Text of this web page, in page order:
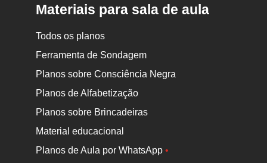
Materiais para sala de aula
Todos os planos
Ferramenta de Sondagem
Planos sobre Consciência Negra
Planos de Alfabetização
Planos sobre Brincadeiras
Material educacional
Planos de Aula por WhatsApp•